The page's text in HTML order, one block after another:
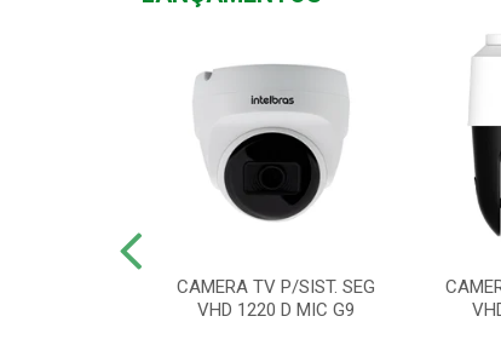
CAMERA TV P/SIST. SEG
VHD 1220 D MIC G9